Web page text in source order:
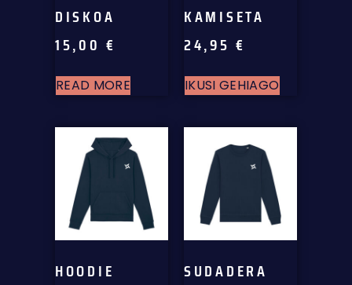
DISKOA
15,00€
READ MORE
KAMISETA
24,95€
IKUSI GEHIAGO
HOODIE
SUDADERA